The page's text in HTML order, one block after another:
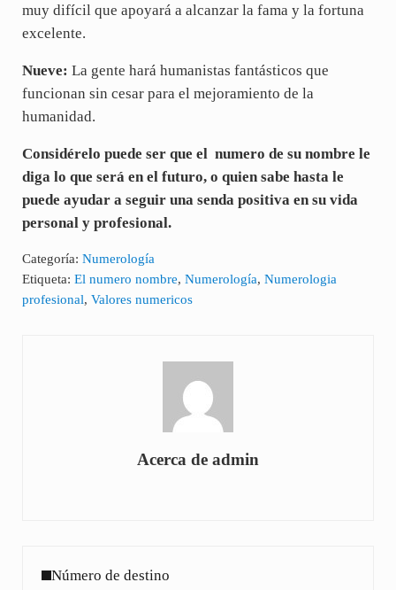
muy difícil que apoyará a alcanzar la fama y la fortuna
excelente.
Nueve: La gente hará humanistas fantásticos que
funcionan sin cesar para el mejoramiento de la
humanidad.
Considérelo puede ser que el numero de su nombre le
diga lo que será en el futuro, o quien sabe hasta le
puede ayudar a seguir una senda positiva en su vida
personal y profesional.
Categoría: Numerología
Etiqueta: El numero nombre, Numerología, Numerologia
profesional, Valores numericos
Acerca de admin
Número de destino